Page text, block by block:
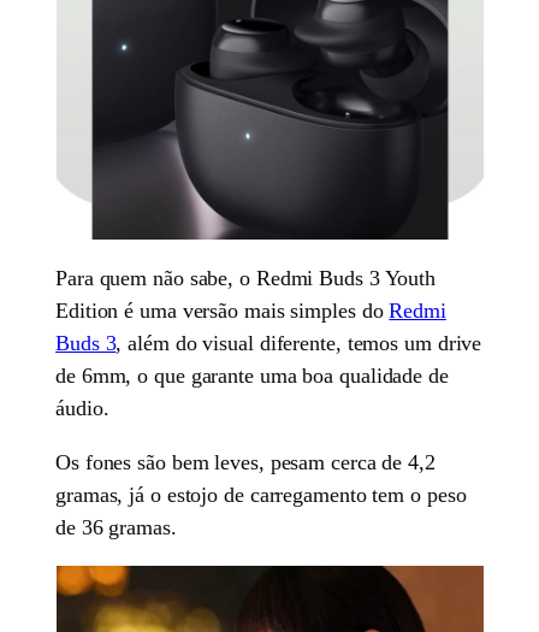
Para quem não sabe, o Redmi Buds 3 Youth
Edition é uma versão mais simples doRedmi
Buds 3, além do visual diferente, temos um drive
de 6mm, o que garante uma boa qualidade de
áudio.
Os fones são bem leves, pesam cerca de 4,2
gramas, já o estojo de carregamento tem o peso
de 36 gramas.